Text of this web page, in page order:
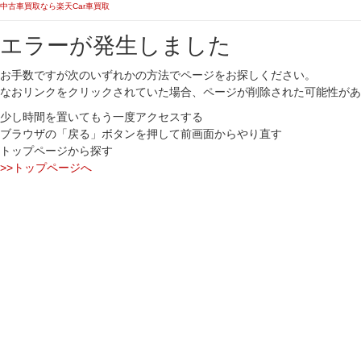
中古車買取なら楽天Car車買取
エラーが発生しました
お手数ですが次のいずれかの方法でページをお探しください。
なおリンクをクリックされていた場合、ページが削除された可能性が
少し時間を置いてもう一度アクセスする
ブラウザの「戻る」ボタンを押して前画面からやり直す
トップページから探す
>>トップページへ